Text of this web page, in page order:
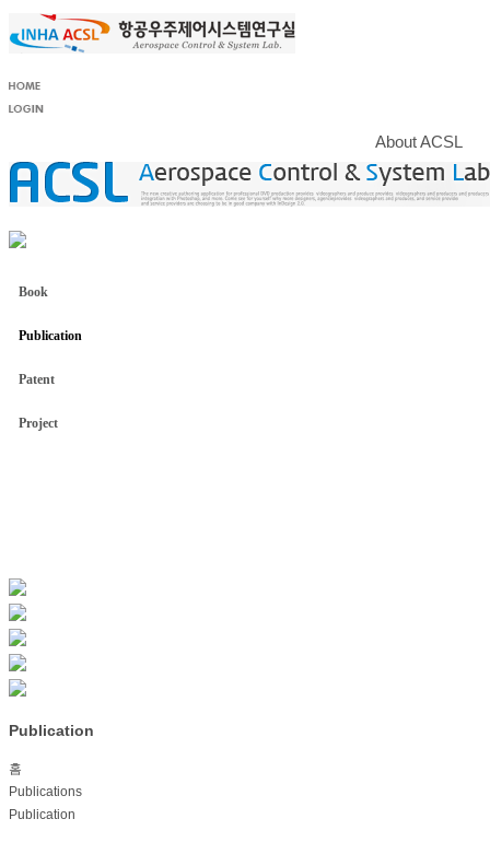
About ACSL
Book
Publication
Patent
Project
Publication
홈
Publications
Publication